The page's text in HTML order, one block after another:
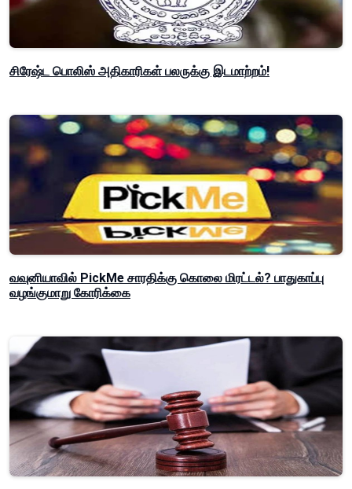
சிரேஷ்ட பொலிஸ் அதிகாரிகள் பலருக்கு இடமாற்றம்!
வவுனியாவில் PickMe சாரதிக்கு கொலை மிரட்டல்? பாதுகாப்பு
வழங்குமாறு கோரிக்கை